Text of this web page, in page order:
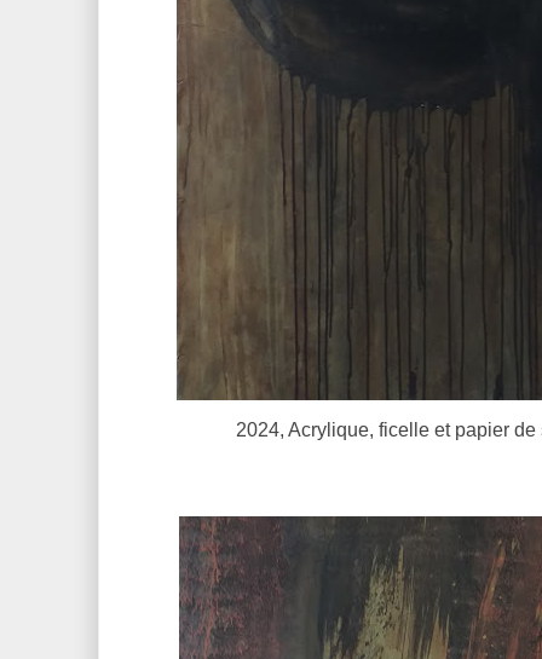
2024, Acrylique, ficelle et papier